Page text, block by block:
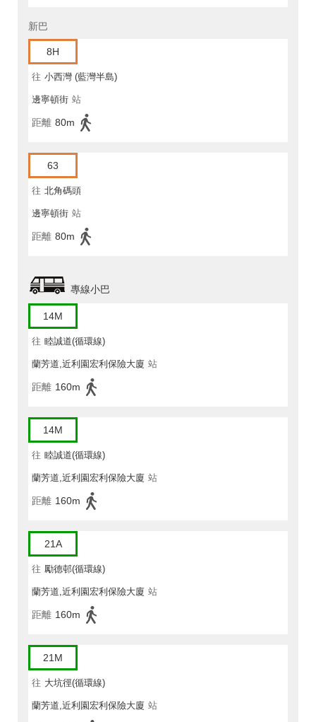
新巴
8H
往 小西灣 (藍灣半島)
邊寧頓街 站
距離 80m
63
往 北角碼頭
邊寧頓街 站
距離 80m
專線小巴
14M
往 睦誠道(循環線)
蘭芳道,近利園宏利保險大廈 站
距離 160m
14M
往 睦誠道(循環線)
蘭芳道,近利園宏利保險大廈 站
距離 160m
21A
往 勵德邨(循環線)
蘭芳道,近利園宏利保險大廈 站
距離 160m
21M
往 大坑徑(循環線)
蘭芳道,近利園宏利保險大廈 站